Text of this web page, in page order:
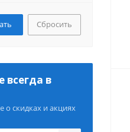
Сбросить
всегда в
о скидках и акциях